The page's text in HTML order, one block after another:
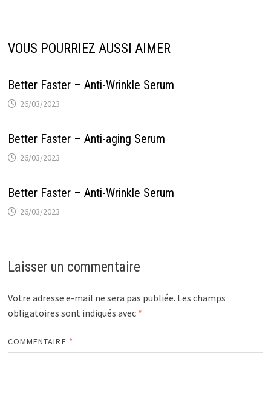
VOUS POURRIEZ AUSSI AIMER
Better Faster – Anti-Wrinkle Serum
26/03/2023
Better Faster – Anti-aging Serum
26/03/2023
Better Faster – Anti-Wrinkle Serum
26/03/2023
Laisser un commentaire
Votre adresse e-mail ne sera pas publiée. Les champs
obligatoires sont indiqués avec *
COMMENTAIRE *